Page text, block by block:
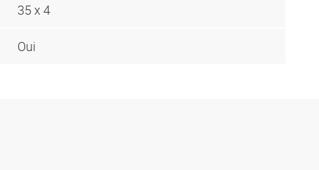
35 x 4
Oui